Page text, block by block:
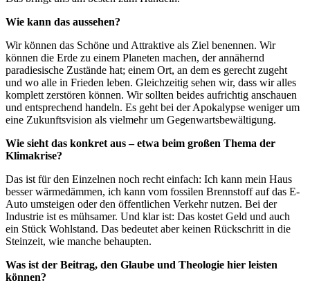
Wie kann das aussehen?
Wir können das Schöne und Attraktive als Ziel benennen. Wir
können die Erde zu einem Planeten machen, der annähernd
paradiesische Zustände hat; einem Ort, an dem es gerecht zugeht
und wo alle in Frieden leben. Gleichzeitig sehen wir, dass wir alles
komplett zerstören können. Wir sollten beides aufrichtig anschauen
und entsprechend handeln. Es geht bei der Apokalypse weniger um
eine Zukunftsvision als vielmehr um Gegenwartsbewältigung.
Wie sieht das konkret aus – etwa beim großen Thema der
Klimakrise?
Das ist für den Einzelnen noch recht einfach: Ich kann mein Haus
besser wärmedämmen, ich kann vom fossilen Brennstoff auf das E-
Auto umsteigen oder den öffentlichen Verkehr nutzen. Bei der
Industrie ist es mühsamer. Und klar ist: Das kostet Geld und auch
ein Stück Wohlstand. Das bedeutet aber keinen Rückschritt in die
Steinzeit, wie manche behaupten.
Was ist der Beitrag, den Glaube und Theologie hier leisten
können?